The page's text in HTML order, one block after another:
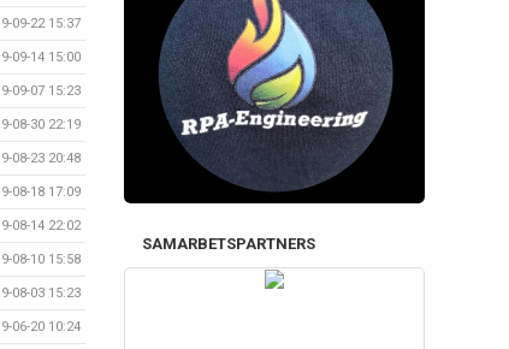
09-22 15:37
09-14 15:00
09-07 15:23
08-30 22:19
08-23 20:48
08-18 17:09
08-14 22:02
08-10 15:58
08-03 15:23
06-20 10:24
SAMARBETSPARTNERS